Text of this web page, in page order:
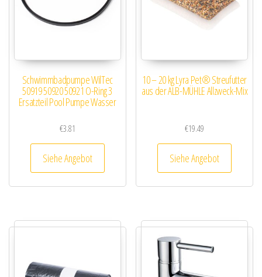
Schwimmbadpumpe WilTec
50919 50920 50921 O-Ring 3
Ersatzteil Pool Pumpe Wasser
€3.81
Siehe Angebot
10 – 20 kg Lyra Pet® Streufutter
aus der ALB-MÜHLE Allzweck-Mix
€19.49
Siehe Angebot